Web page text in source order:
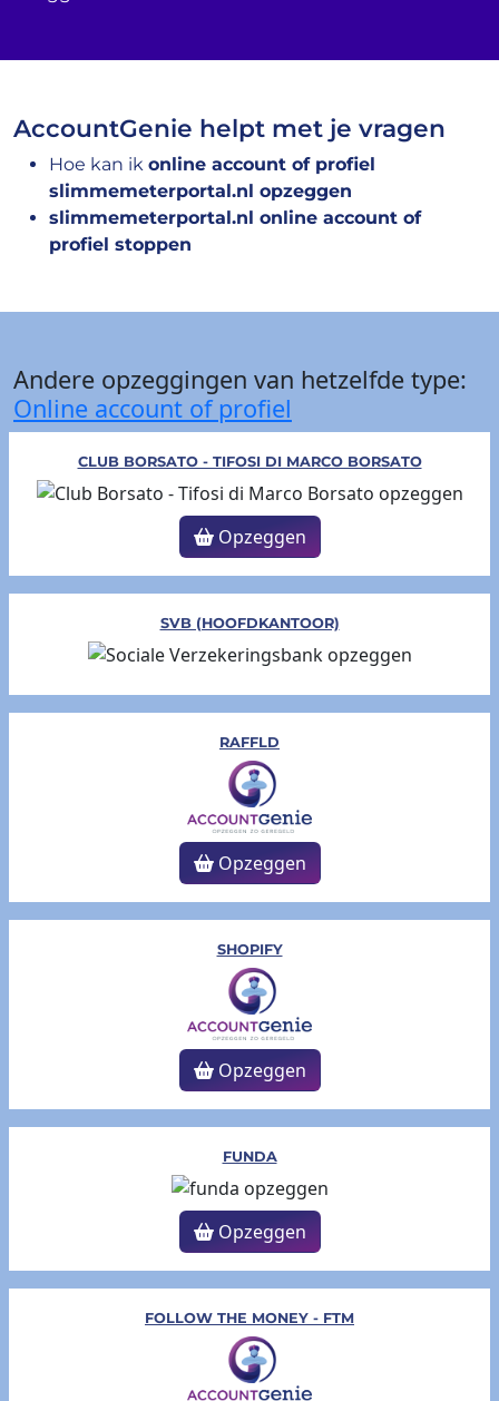
AccountGenie helpt met je vragen
Hoe kan ik online account of profiel
slimmemeterportal.nl opzeggen
slimmemeterportal.nl online account of
profiel stoppen
Andere opzeggingen van hetzelfde type:
Online account of profiel
CLUB BORSATO - TIFOSI DI MARCO BORSATO
Opzeggen
SVB (HOOFDKANTOOR)
RAFFLD
Opzeggen
SHOPIFY
Opzeggen
FUNDA
Opzeggen
FOLLOW THE MONEY - FTM